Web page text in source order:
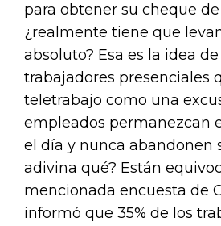
para obtener su cheque
¿realmente tiene que
absoluto? Esa es la idea
trabajadores presenciales
teletrabajo como una
empleados permanezcan
el día y nunca abandonen
adivina qué? Están
mencionada encuesta de
informó que 35% de los